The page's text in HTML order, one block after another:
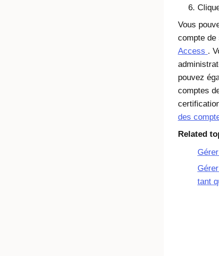
Vous
compte
Access .
pouvez
comptes
des
Related
tant